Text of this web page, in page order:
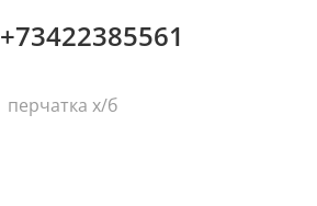
+73422385561
перчатка х/б